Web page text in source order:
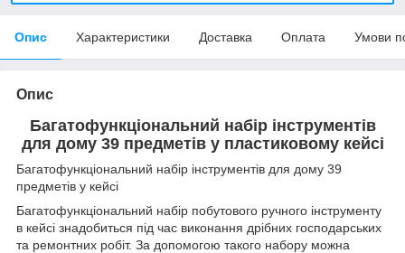
Опис Характеристики Доставка Оплата Умови
Опис
Багатофункціональний набір інструментів
для дому 39 предметів у пластиковому кейсі
Багатофункціональний набір інструментів для дому 39
предметів у кейсі
Багатофункціональний набір побутового ручного інструменту
в кейсі знадобиться під час виконання дрібних господарських
та ремонтних робіт. За допомогою такого набору можна